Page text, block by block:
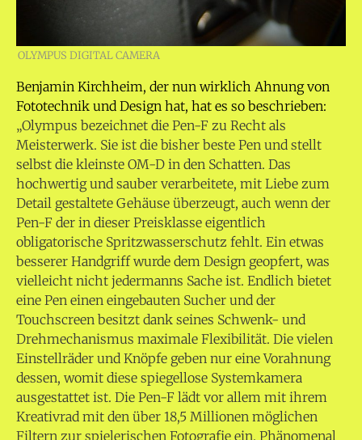
OLYMPUS DIGITAL CAMERA
Benjamin Kirchheim, der nun wirklich Ahnung von
Fototechnik und Design hat, hat es so beschrieben:
„Olympus bezeichnet die Pen-F zu Recht als
Meisterwerk. Sie ist die bisher beste Pen und stellt
selbst die kleinste OM-D in den Schatten. Das
hochwertig und sauber verarbeitete, mit Liebe zum
Detail gestaltete Gehäuse überzeugt, auch wenn der
Pen-F der in dieser Preisklasse eigentlich
obligatorische Spritzwasserschutz fehlt. Ein etwas
besserer Handgriff wurde dem Design geopfert, was
vielleicht nicht jedermanns Sache ist. Endlich bietet
eine Pen einen eingebauten Sucher und der
Touchscreen besitzt dank seines Schwenk- und
Drehmechanismus maximale Flexibilität. Die vielen
Einstellräder und Knöpfe geben nur eine Vorahnung
dessen, womit diese spiegellose Systemkamera
ausgestattet ist. Die Pen-F lädt vor allem mit ihrem
Kreativrad mit den über 18,5 Millionen möglichen
Filtern zur spielerischen Fotografie ein. Phänomenal